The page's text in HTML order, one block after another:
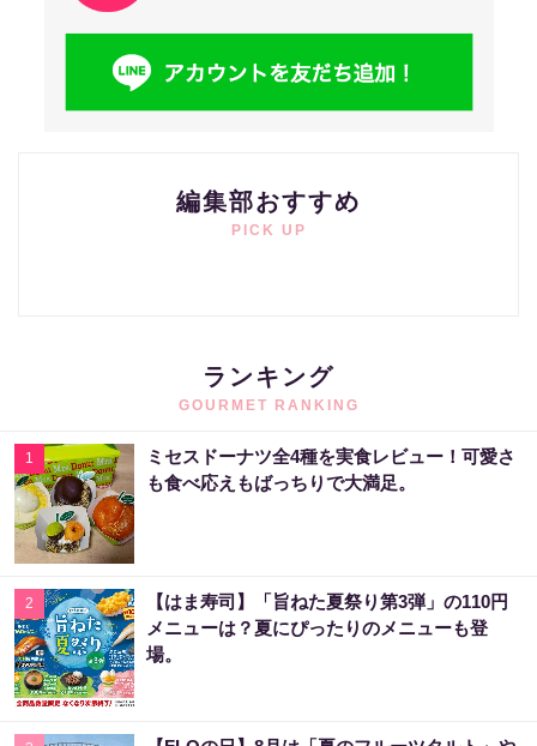
編集部おすすめ
PICK UP
ランキング
GOURMET RANKING
1
ミセスドーナツ全4種を実食レビュー！可愛さ
も食べ応えもばっちりで大満足。
2
【はま寿司】「旨ねた夏祭り第3弾」の110円
メニューは？夏にぴったりのメニューも登
場。